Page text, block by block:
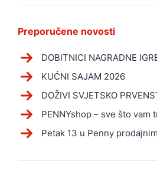
Preporučene novosti
DOBITNICI NAGRADNE
KUĆNI SAJAM 2026
DOŽIVI SVJETSKO
PENNYshop – sve što vam
Petak 13 u Penny